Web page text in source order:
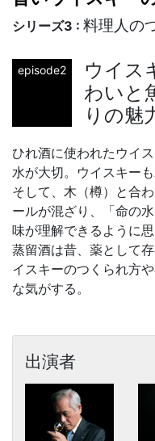
シリーズ3 : 料理人の
episode2
ウイス
わいと
りの魅
ひれ酒に使われたウイ
水が大切。ウイスキーも
そして、木（樽）と合
ールが混ざり、「命の
味が理解できるように思
蒸留酒は昔、薬として
イスキーのつくられ方
な気がする。
出演者